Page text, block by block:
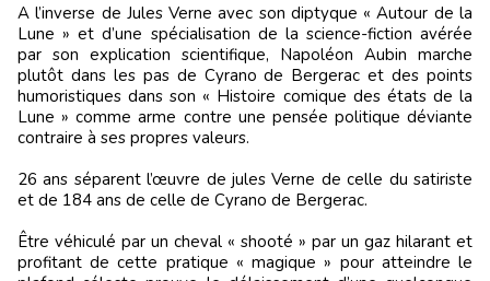
A l’inverse de Jules Verne avec son diptyque « Autour de la
Lune » et d’une spécialisation de la science-fiction avérée
par son explication scientifique, Napoléon Aubin marche
plutôt dans les pas de Cyrano de Bergerac et des points
humoristiques dans son « Histoire comique des états de la
Lune » comme arme contre une pensée politique déviante
contraire à ses propres valeurs.
26 ans séparent l’œuvre de jules Verne de celle du satiriste
et de 184 ans de celle de Cyrano de Bergerac.
Être véhiculé par un cheval « shooté » par un gaz hilarant et
profitant de cette pratique « magique » pour atteindre le